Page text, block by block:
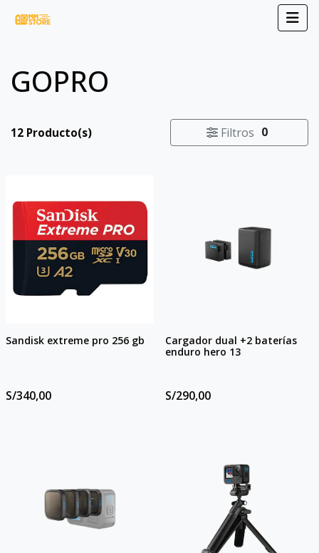
GOPRO
12 Producto(s) Filtros 0
Sandisk extreme pro 256 gb
S/340,00
Cargador dual +2 baterías
enduro hero 13
S/290,00